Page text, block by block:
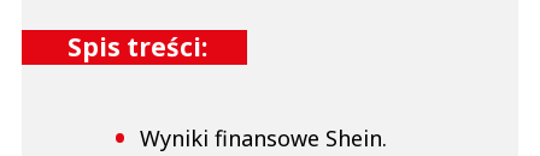
Spis treści:
Wyniki finansowe Shein.